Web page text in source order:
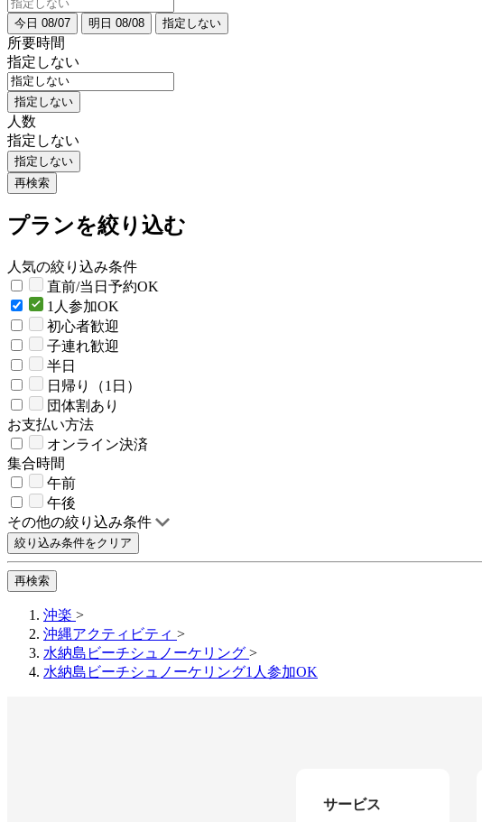
今日 08/07 明日 08/08 指定しない
所要時間
指定しない
指定しない
人数
指定しない
指定しない
再検索
プランを絞り込む
人気の絞り込み条件
直前/当日予約OK
1人参加OK
初心者歓迎
子連れ歓迎
半日
日帰り（1日）
団体割あり
お支払い方法
オンライン決済
集合時間
午前
午後
その他の絞り込み条件
絞り込み条件をクリア
再検索
沖楽 >
沖縄アクティビティ >
水納島ビーチシュノーケリング >
水納島ビーチシュノーケリング1人参加OK
サービス